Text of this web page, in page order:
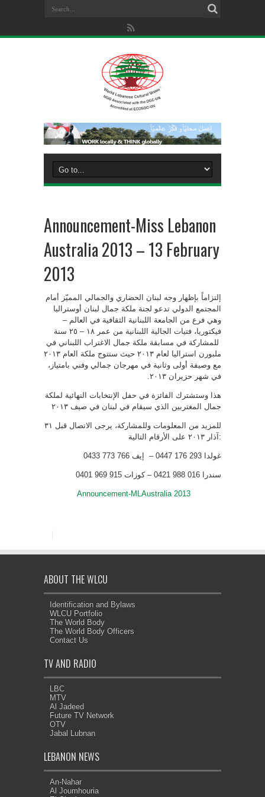
Announcement-Miss Lebanon
Australia 2013 – 13 February
2013
إلتزاماً بإظهار وجه لبنان الحضاري والجمالي المميّز أمام
المجتمع الدولي تدعو لجنة ملكة جمال لبنان أوستراليا
وهي فرع من الجامعة اللبنانية الثقافية في العالم –
فيكتوريا، فتيات الجالية اللبنانية من عمر ۱۸ – ٢٥ سنة
للمشاركة في مسابقة ملكة جمال الاغتراب اللبناني في
ملبورن استراليا لعام ٢٠۱۳ حيث ستتوج ملكة العام ٢٠۱۳
مع وصيفة أولى وثانية في مهرجان جمالي وفني بامتياز،
في شهر حزيران ٢٠۱۳.
هذا وستشترك الفائزة في حفل الإنتخابات النهائية لملكة
جمال المغتربين الذي سيقام في لبنان في صيف ٢٠۱۳
للمزيد من المعلومات وللمشاركة، يرجى الاتصال قبل ۳۱
آذار ٢٠۱۳ على الأرقام التالية:
غولدا 293 176 0447 – إيف 766 773 0433
سندرا 016 988 0421 – كوزات 915 969 0401
Announcement-MLAustralia 2013
ABOUT THE WLCU
Identification and Bylaws
WLCU Portfolio
The World Body
The World Body Officers
Contact Us
TV AND RADIO
LBC
MTV
Al Jadeed
Future TV Network
OTV
Jabal Lubnan
LEBANON NEWS
An-Nahar
Al Joumhouria